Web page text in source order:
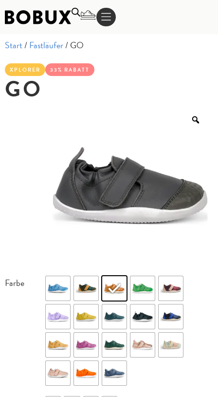
Start/Fastläufer/ GO
XPLORER 33% RABATT
GO
Farbe